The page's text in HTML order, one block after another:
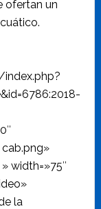
ofertan un
width=»75″
la